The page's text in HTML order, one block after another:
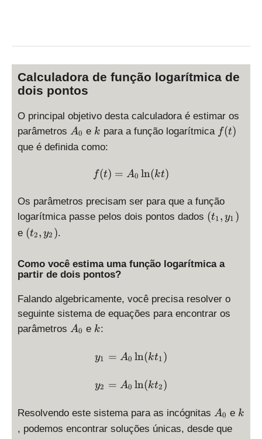
Calculadora de função logarítmica de
dois pontos
O principal objetivo desta calculadora é estimar os
parâmetros A
_
A0 e k
k para a função logarítmica ff(t)
que é definida como:
f(t) = A_0 \ln(k t)
f(t) = A0 ln(kt)
Os parâmetros precisam ser para que a função
logarítmica passe pelos dois pontos dados (
,
_
1
)
(t1, y1 )
e (
2
y
_
2
)
(t2, y2 ).
Como você estima uma função logarítmica a
partir de dois pontos?
Falando algebricamente, você precisa resolver o
seguinte sistema de equações para encontrar os
parâmetros A
A0 e k
k:
y_1 = A_0 \ln(k t_1)
y1 = A0 ln(kt1)
y_2 = A_0 \ln(k t_2)
y2 = A0 ln(kt2)
Resolvendo este sistema para as incógnitas A
_
A0 e k
k
, podemos encontrar soluções únicas, desde que